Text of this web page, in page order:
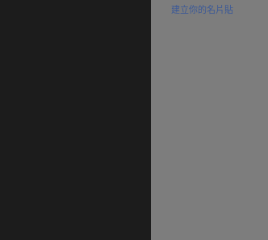
建立你的名片貼